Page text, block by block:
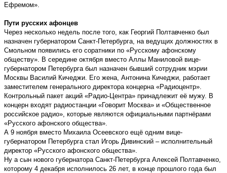
Ефремом».
Пути русских афонцев
Через несколько недель после того, как Георгий Полтавченко был
назначен губернатором Санкт-Петербурга, на ведущих должностях в
Смольном появились его соратники по «Русскому афонскому
обществу». В середине октября вместо Аллы Маниловой вице-
губернатором Петербурга был назначен бывший сотрудник мэрии
Москвы Василий Кичеджи. Его жена, Антонина Кичеджи, работает
заместителем генерального директора концерна «Радиоцентр».
Контрольный пакет акций «Радио-Центра» принадлежит её мужу. В
концерн входят радиостанции «Говорит Москва» и «Общественное
российское радио», которые являются официальными партнёрами
«Русского афонского общества».
А 9 ноября вместо Михаила Осеевского ещё одним вице-
губернатором Петербурга стал Игорь Дивинский – исполнительный
директор «Русского афонского общества».
Ну а сын нового губернатора Санкт-Петербурга Алексей Полтавченко,
которому 4 декабря исполнилось 26 лет, в конце прошлого года был